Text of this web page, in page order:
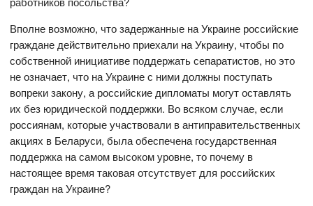
Вполне возможно, что задержанные на Украине российские
граждане действительно приехали на Украину, чтобы по
собственной инициативе поддержать сепаратистов, но это
не означает, что на Украине с ними должны поступать
вопреки закону, а российские дипломаты могут оставлять
их без юридической поддержки. Во всяком случае, если
россиянам, которые участвовали в антиправительственных
акциях в Беларуси, была обеспечена государственная
поддержка на самом высоком уровне, то почему в
настоящее время таковая отсутствует для российских
граждан на Украине?